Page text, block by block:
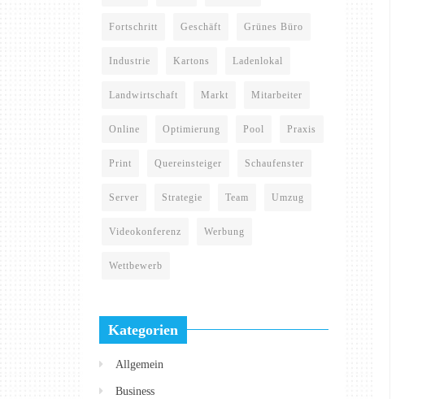
Fortschritt Geschäft Grünes Büro
Industrie Kartons Ladenlokal
Landwirtschaft Markt Mitarbeiter
Online Optimierung Pool Praxis
Print Quereinsteiger Schaufenster
Server Strategie Team Umzug
Videokonferenz Werbung
Wettbewerb
Kategorien
Allgemein
Business